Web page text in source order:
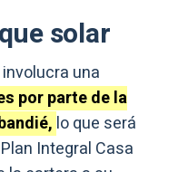
solar
una
por parte de la
lo que será
Integral Casa